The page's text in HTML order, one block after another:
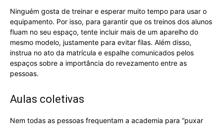
Ninguém gosta de treinar e esperar muito tempo para usar o
equipamento. Por isso, para garantir que os treinos dos alunos
fluam no seu espaço, tente incluir mais de um aparelho do
mesmo modelo, justamente para evitar filas. Além disso,
instrua no ato da matrícula e espalhe comunicados pelos
espaços sobre a importância do revezamento entre as
pessoas.
Aulas coletivas
Nem todas as pessoas frequentam a academia para “puxar